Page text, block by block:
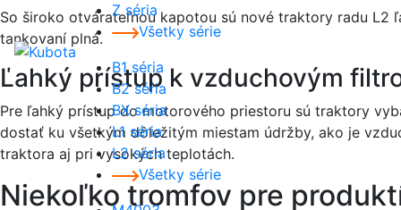
Z séria
Všetky série
B1 séria
B2 séria
BX séria
L1 séria
L2 séria
Všetky série
So široko otvárateľnou kapotou sú nové traktory radu L2
tankovaní plná.
Ľahký prístup k vzduchovým
Pre ľahký prístup do motorového priestoru sú traktory
dostať ku všetkým dôležitým miestam údržby, ako je
traktora aj pri vysokých teplotách.
Niekoľko tromfov pre